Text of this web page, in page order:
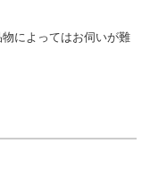
によってはお伺いが難